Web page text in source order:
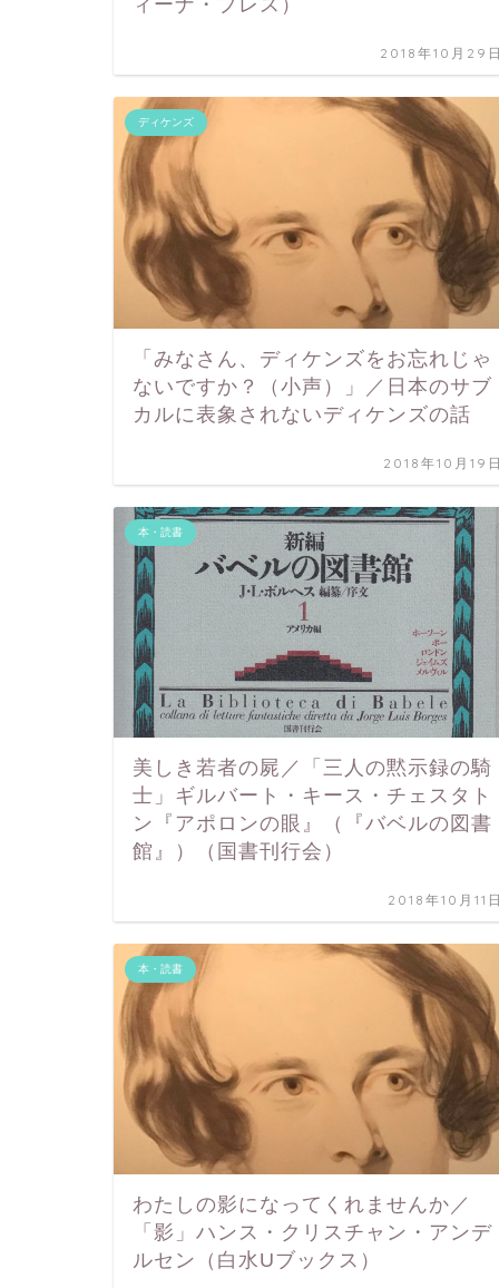
ィーナ・プレス）
2018年10月29日
ディケンズ
「みなさん、ディケンズをお忘れじゃ
ないですか？（小声）」／日本のサブ
カルに表象されないディケンズの話
2018年10月19日
本・読書
美しき若者の屍／「三人の黙示録の騎
士」ギルバート・キース・チェスタト
ン『アポロンの眼』（『バベルの図書
館』）（国書刊行会）
2018年10月11日
本・読書
わたしの影になってくれませんか／
「影」ハンス・クリスチャン・アンデ
ルセン（白水Uブックス）